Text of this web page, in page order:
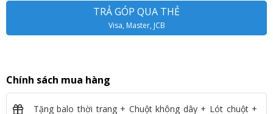
TRẢ GÓP QUA THẺ
Visa, Master, JCB
Chính sách mua hàng
Tặng balo thời trang + Chuột không dây + Lót chuột +